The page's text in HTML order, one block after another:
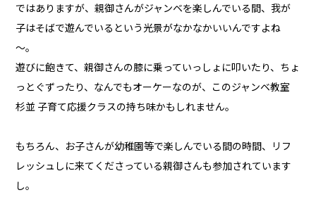
ではありますが、親御さんがジャンベを楽しんでいる間、我が
子はそばで遊んでいるという光景がなかなかいいんですよね
～。
遊びに飽きて、親御さんの膝に乗っていっしょに叩いたり、ちょ
っとぐずったり、なんでもオーケーなのが、このジャンベ教室
杉並 子育て応援クラスの持ち味かもしれません。
もちろん、お子さんが幼稚園等で楽しんでいる間の時間、リフ
レッシュしに来てくださっている親御さんも参加されています
し。